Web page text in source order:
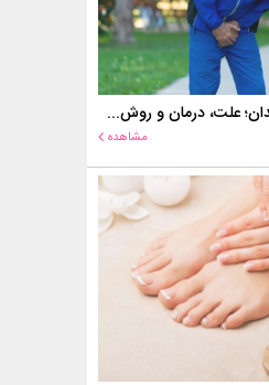
بی اختیاری ادرار سالمندان؛ علت، درمان و روش‌های کنترل در منزل
مشاهده